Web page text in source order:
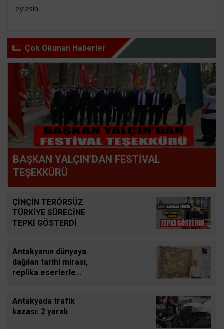
eylesin…
Çok Okunan Haberler
BAŞKAN YALÇIN’DAN FESTİVAL
TEŞEKKÜRÜ
ÇİNÇİN TERÖRSÜZ
TÜRKİYE SÜRECİNE
TEPKİ GÖSTERDİ
Antakyanın dünyaya
dağılan tarihi mirası,
replika eserlerle
Antakyada trafik
kazası: 2 yaralı